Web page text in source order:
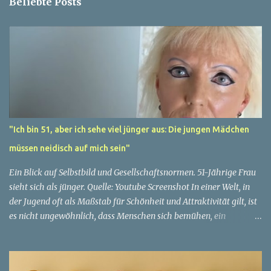
"Ich bin 51, aber ich sehe viel jünger aus: Die jungen Mädchen
müssen neidisch auf mich sein"
Ein Blick auf Selbstbild und Gesellschaftsnormen. 51-Jährige Frau
sieht sich als jünger. Quelle: Youtube Screenshot In einer Welt, in
der Jugend oft als Maßstab für Schönheit und Attraktivität gilt, ist
es nicht ungewöhnlich, dass Menschen sich bemühen, ein